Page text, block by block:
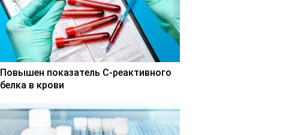
Повышен показатель С-реактивного
белка в крови